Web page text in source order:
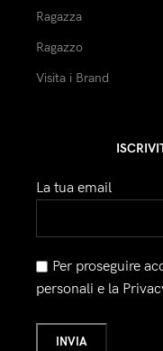
Ragazza
Ragazzo
Visita i Brand
La tua email
Per proseguire
personali e la